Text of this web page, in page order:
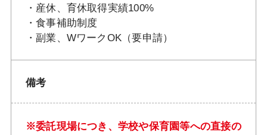
・産休、育休取得実績100%
・食事補助制度
・副業、WワークOK（要申請）
備考
※委託現場につき、学校や保育園等への直接の